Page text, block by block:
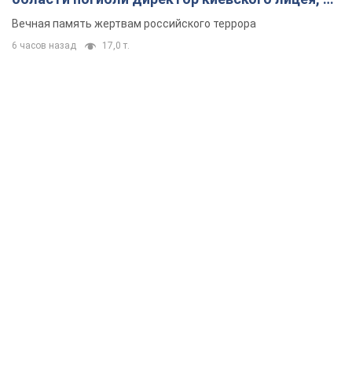
муж и внук
Вечная память жертвам российского террора
6 часов назад 17,0 т.